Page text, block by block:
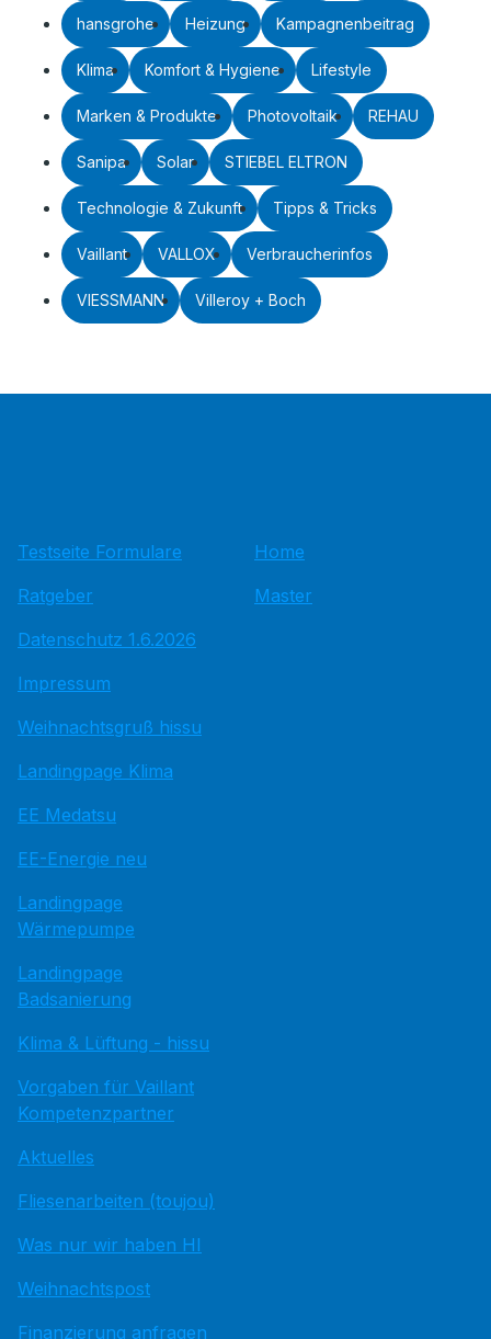
hansgrohe Heizung Kampagnenbeitrag
Klima Komfort & Hygiene Lifestyle
Marken & Produkte Photovoltaik REHAU
Sanipa Solar STIEBEL ELTRON
Technologie & Zukunft Tipps & Tricks
Vaillant VALLOX Verbraucherinfos
VIESSMANN Villeroy + Boch
Testseite Formulare
Ratgeber
Datenschutz 1.6.2026
Impressum
Weihnachtsgruß hissu
Landingpage Klima
EE Medatsu
EE-Energie neu
Landingpage
Wärmepumpe
Landingpage
Badsanierung
Klima & Lüftung - hissu
Vorgaben für Vaillant
Kompetenzpartner
Aktuelles
Fliesenarbeiten (toujou)
Was nur wir haben HI
Weihnachtspost
Finanzierung anfragen
Home
Master